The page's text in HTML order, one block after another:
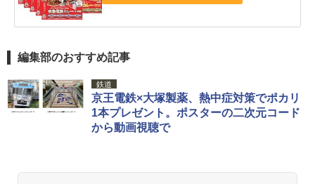
編集部のおすすめ記事
鉄道
京王電鉄×大塚製薬、熱中症対策でポカリ
1本プレゼント。ポスターの二次元コード
から動画視聴で